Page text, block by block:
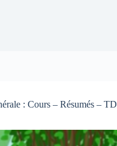
: Cours – Résumés –